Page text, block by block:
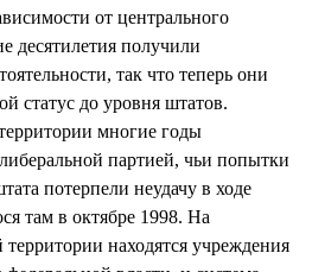
от центрального
десятилетия получили
так что теперь они
статус до уровня штатов.
многие годы
партией, чьи попытки
потерпели неудачу в ходе
там в октябре 1998. На
находятся учреждения